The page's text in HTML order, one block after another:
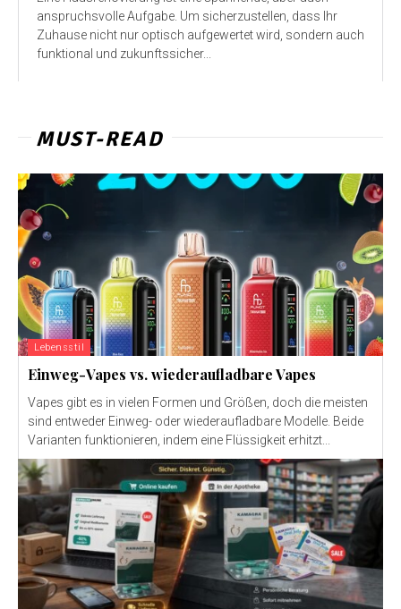
anspruchsvolle Aufgabe. Um sicherzustellen, dass Ihr
Zuhause nicht nur optisch aufgewertet wird, sondern auch
funktional und zukunftssicher...
MUST-READ
Lebensstil
Einweg-Vapes vs. wiederaufladbare Vapes
Vapes gibt es in vielen Formen und Größen, doch die meisten
sind entweder Einweg- oder wiederaufladbare Modelle. Beide
Varianten funktionieren, indem eine Flüssigkeit erhitzt...